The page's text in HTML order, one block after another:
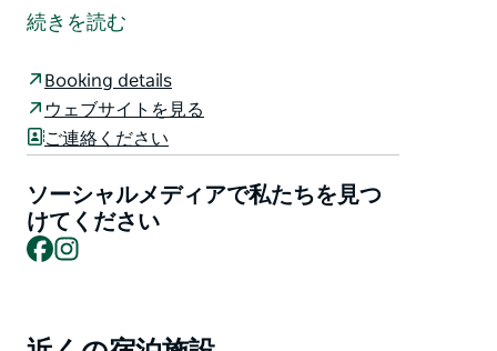
コラージュやドローイングなど、様々な素材や技法を探
求できる、リラックスした雰囲気のワークショップに参
「Spilling The Tea」は、地方や農村地域に住むクィア
の若者を対象とした、毎月開催される包括的で力づけら
れるアートプログラムです。
このワークショップは、若者たちが芸術表現を探求し、
仲間と繋がり、アイデンティティとコミュニティ意識を
育むための、安全で支援的な、そして創造性を刺激する
続きを読む
Booking details
ウェブサイトを見る
ご連絡ください
ソーシャルメディアで私たちを見つ
けてください
Facebook